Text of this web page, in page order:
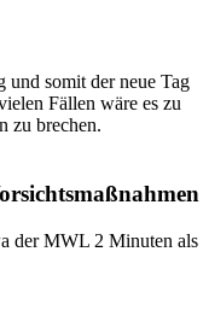
und somit der neue Tag
Fällen wäre es zu
zu brechen.
der MWL 2 Minuten als